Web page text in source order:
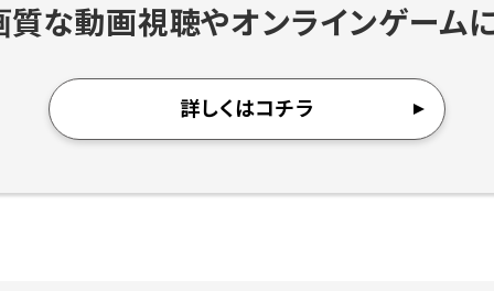
質な動画視聴やオンラインゲームに
詳しくはコチラ